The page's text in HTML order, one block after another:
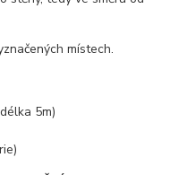
místech.
5m)